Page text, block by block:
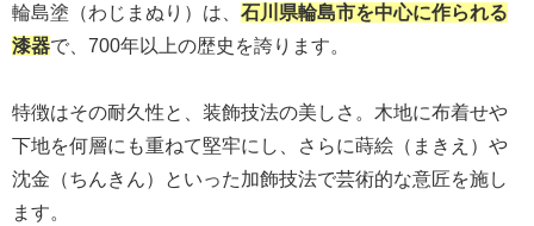
輪島塗（わじまぬり）は、 石川県輪島市を中心に作られる
漆器で、700年以上の歴史を誇ります。
特徴はその耐久性と、装飾技法の美しさ。木地に布着せや
下地を何層にも重ねて堅牢にし、さらに蒔絵（まきえ）や
沈金（ちんきん）といった加飾技法で芸術的な意匠を施し
ます。